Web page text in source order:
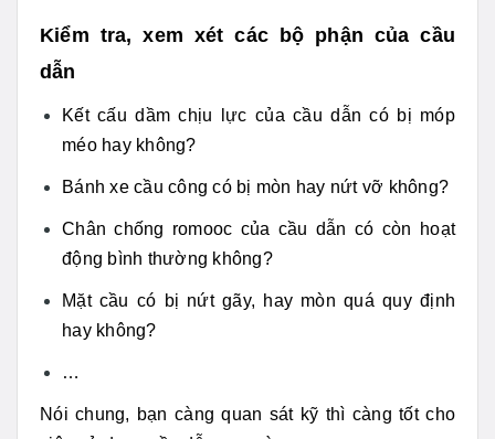
Kiểm tra, xem xét các bộ phận của cầu
dẫn
Kết cấu dầm chịu lực của cầu dẫn có bị móp
méo hay không?
Bánh xe cầu công có bị mòn hay nứt vỡ không?
Chân chống romooc của cầu dẫn có còn hoạt
động bình thường không?
Mặt cầu có bị nứt gãy, hay mòn quá quy định
hay không?
…
Nói chung, bạn càng quan sát kỹ thì càng tốt cho